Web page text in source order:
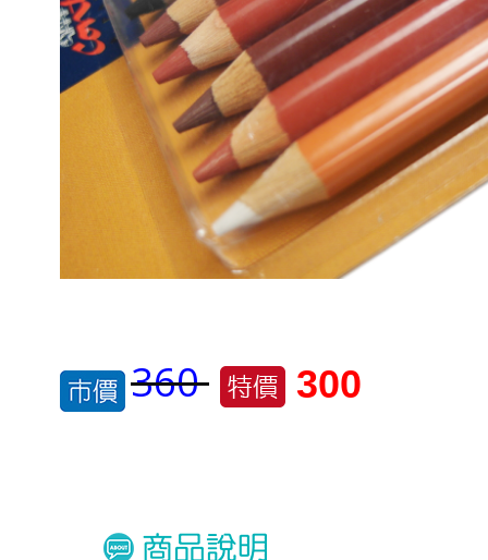
360 300